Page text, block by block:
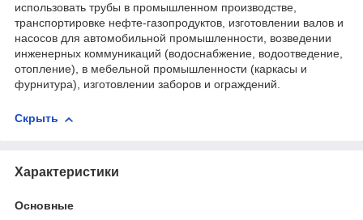
использовать трубы в промышленном производстве,
транспортировке нефте-газопродуктов, изготовлении валов и
насосов для автомобильной промышленности, возведении
инженерных коммуникаций (водоснабжение, водоотведение,
отопление), в мебельной промышленности (каркасы и
фурнитура), изготовлении заборов и ограждений.
Скрыть
Характеристики
Основные